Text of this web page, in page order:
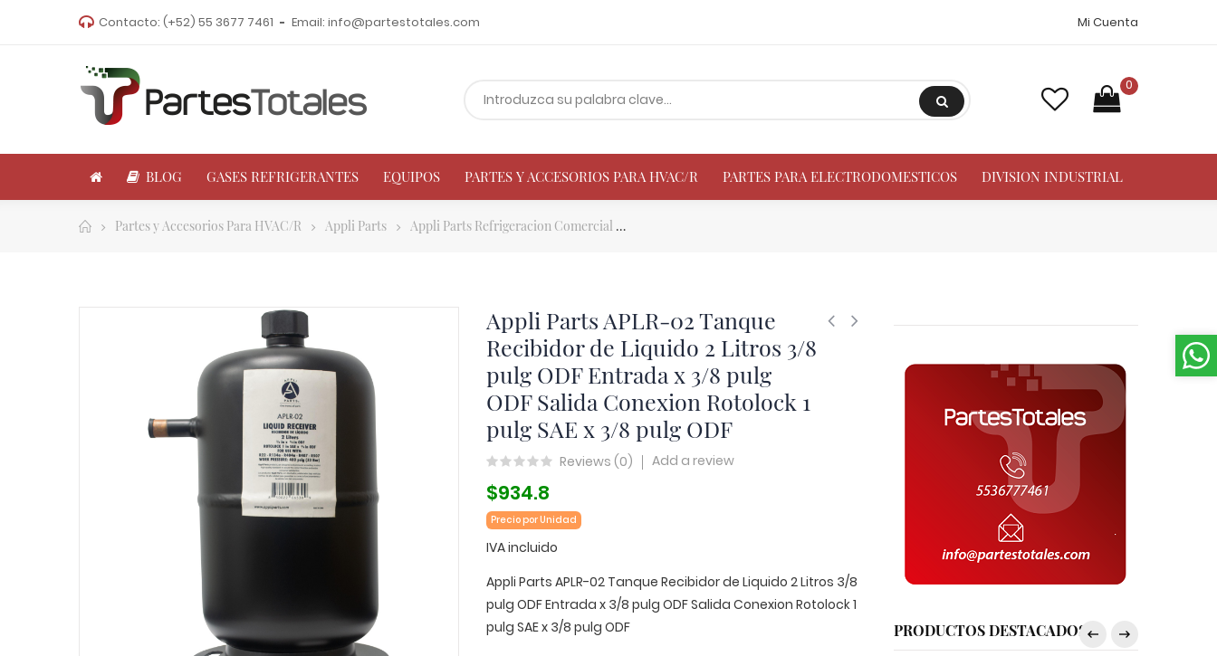
Contacto: (+52) 55 3677 7461 Email: info@partestotales.com Mi Cuenta
0
BLOG GASES REFRIGERANTES EQUIPOS PARTES Y ACCESORIOS PARA HVAC/R PARTES PARA ELECTRODOMESTICOS DIVISION INDUSTRIAL
Partes y Accesorios Para HVAC/R Appli Parts Appli Parts Refrigeracion Comercial
Appli Parts APLR-02 Tanque
Recibidor de Liquido 2 Litros 3/8
pulg ODF Entrada x 3/8 pulg
ODF Salida Conexion Rotolock 1
pulg SAE x 3/8 pulg ODF
Reviews (0) Add a review
$934.8
Precio por Unidad
IVA incluido
Appli Parts APLR-02 Tanque Recibidor de Liquido 2 Litros 3/8
pulg ODF Entrada x 3/8 pulg ODF Salida Conexion Rotolock 1
pulg SAE x 3/8 pulg ODF
PRODUCTOS DESTACADOS